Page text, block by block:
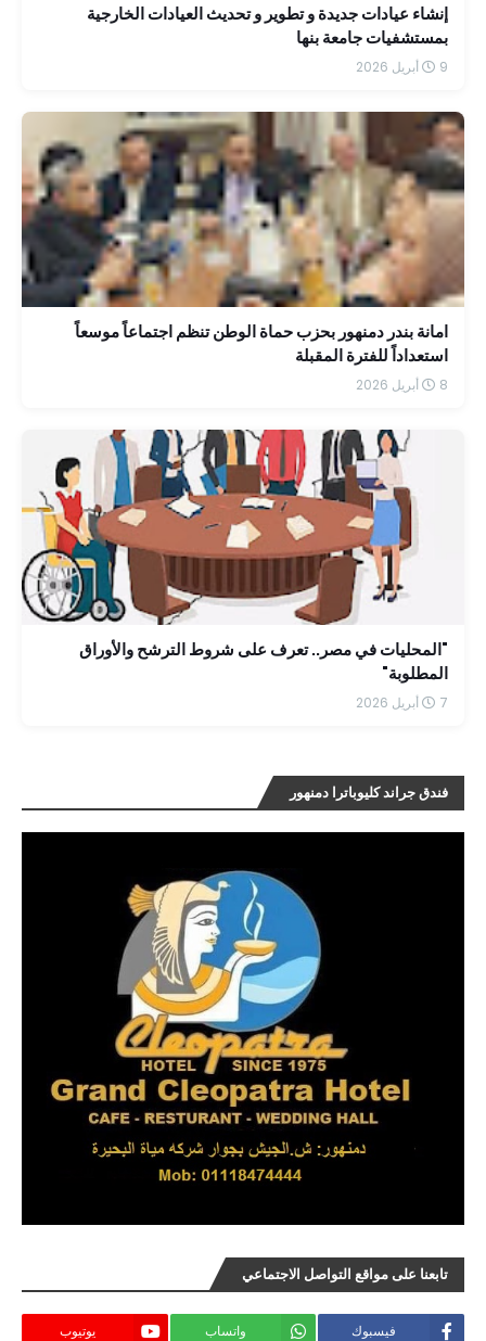
إنشاء عيادات جديدة و تطوير و تحديث العيادات الخارجية
بمستشفيات جامعة بنها
9 أبريل 2026
امانة بندر دمنهور بحزب حماة الوطن تنظم اجتماعاً موسعاً
استعداداً للفترة المقبلة
8 أبريل 2026
"المحليات في مصر.. تعرف على شروط الترشح والأوراق
المطلوبة"
7 أبريل 2026
فندق جراند كليوباترا دمنهور
تابعنا على مواقع التواصل الاجتماعي
فيسبوك واتساب يوتيوب